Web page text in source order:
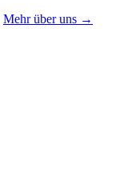
Mehr über uns →